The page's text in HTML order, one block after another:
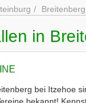
in
bei Itzehoe